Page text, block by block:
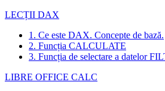
LECȚII DAX
1. Ce este DAX. Concepte de bază.
2. Funcția CALCULATE
3. Funcția de selectare a datelor
LIBRE OFFICE CALC